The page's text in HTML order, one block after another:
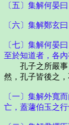
〔五〕集解何晏
〔六〕集解鄭玄
〔七〕集解何晏
至於知道者，各
孔子之所嚴事：
然，孔子皆後之，
〔一〕集解外寬
亡，蓋蘧伯玉之行